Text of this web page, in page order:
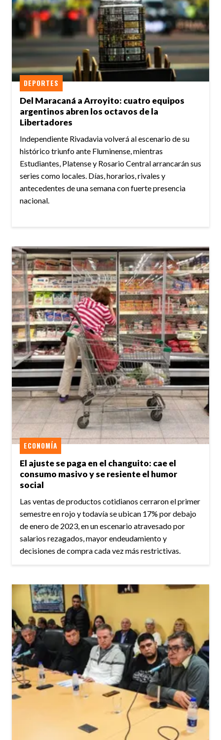
Del Maracaná a Arroyito: cuatro equipos
argentinos abren los octavos de la
Libertadores
DEPORTES
Independiente Rivadavia volverá al escenario de su
histórico triunfo ante Fluminense, mientras
Estudiantes, Platense y Rosario Central arrancarán sus
series como locales. Días, horarios, rivales y
antecedentes de una semana con fuerte presencia
nacional.
El ajuste se paga en el changuito: cae el
consumo masivo y se resiente el humor
social
ECONOMÍA
Las ventas de productos cotidianos cerraron el primer
semestre en rojo y todavía se ubican 17% por debajo
de enero de 2023, en un escenario atravesado por
salarios rezagados, mayor endeudamiento y
decisiones de compra cada vez más restrictivas.